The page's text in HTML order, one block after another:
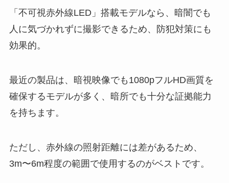
「不可視赤外線LED」搭載モデルなら、暗闇でも
人に気づかれずに撮影できるため、防犯対策にも
効果的。
最近の製品は、暗視映像でも1080pフルHD画質を
確保するモデルが多く、暗所でも十分な証拠能力
を持ちます。
ただし、赤外線の照射距離には差があるため、
3m〜6m程度の範囲で使用するのがベストです。